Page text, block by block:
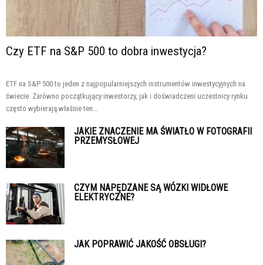
Czy ETF na S&P 500 to dobra inwestycja?
ETF na S&P 500 to jeden z najpopularniejszych instrumentów inwestycyjnych na
świecie. Zarówno początkujący inwestorzy, jak i doświadczeni uczestnicy rynku
często wybierają właśnie ten...
JAKIE ZNACZENIE MA ŚWIATŁO W FOTOGRAFII
PRZEMYSŁOWEJ
CZYM NAPĘDZANE SĄ WÓZKI WIDŁOWE
ELEKTRYCZNE?
JAK POPRAWIĆ JAKOŚĆ OBSŁUGI?